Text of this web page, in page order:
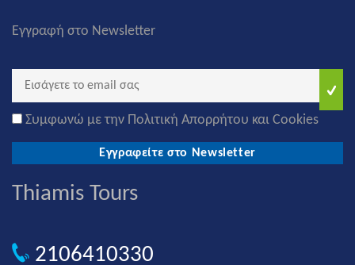
Εγγραφή στο Newsletter
Συμφωνώ με την Πολιτική Απορρήτου και Cookies
Εγγραφείτε στο Newsletter
Thiamis Tours
2106410330